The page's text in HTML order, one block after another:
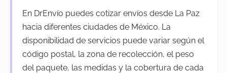
En DrEnvío puedes cotizar envíos desde La Paz
hacia diferentes ciudades de México. La
disponibilidad de servicios puede variar según el
código postal, la zona de recolección, el peso
del paquete, las medidas y la cobertura de cada